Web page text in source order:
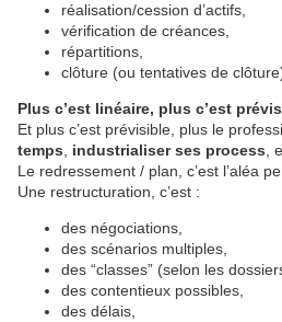
réalisation/cession d’actifs,
vérification de créances,
répartitions,
clôture (ou tentatives de
Plus c’est linéaire, plus c’est
Et plus c’est prévisible, plus le
temps
industrialiser ses process ,
Le redressement / plan, c’est l’aléa
Une restructuration, c’est :
des négociations,
des scénarios multiples,
des “classes” (selon les
des contentieux possibles,
des délais,